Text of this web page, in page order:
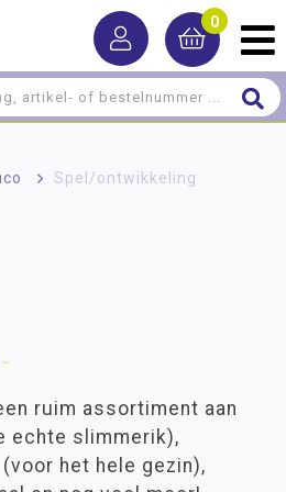
0
> Spel/ontwikkeling
ruim assortiment aan
echte slimmerik),
het hele gezin),